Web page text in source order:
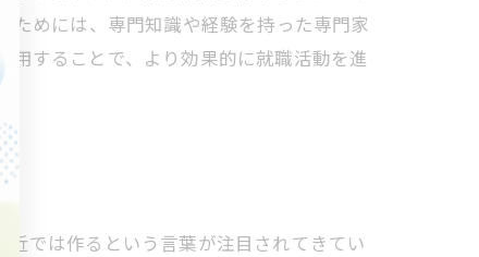
ためには、専門知識や経験を持った専門家
することで、より効果的に就職活動を進
では作るという言葉が注目されてきてい